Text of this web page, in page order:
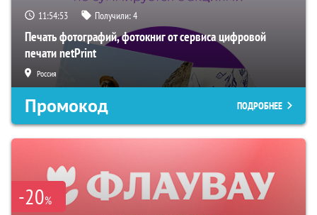
11:54:52 Получили:4
Печать фотографий, фотокниг от сервиса цифровой
печати netPrint
Россия
Промокод ПОДРОБНЕЕ
-20%